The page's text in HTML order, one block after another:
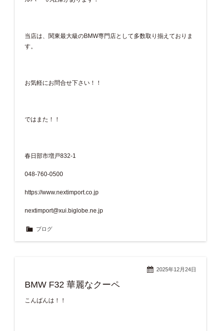
当店は、関東最大級のBMW専門店として多数取り揃えておりま
す。
お気軽にお問合せ下さい！！
ではまた！！
春日部市増戸832-1
048-760-0500
https://www.nextimport.co.jp
nextimport@xui.biglobe.ne.jp
ブログ
2025年12月24日
BMW F32 華麗なクーペ
こんばんは！！